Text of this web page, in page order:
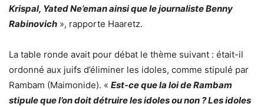
Krispal, Yated Ne’eman ainsi que le journaliste Benny
Rabinovich », rapporte Haaretz.
La table ronde avait pour débat le thème suivant : était-il
ordonné aux juifs d’éliminer les idoles, comme stipulé par
Rambam (Maimonide). « Est-ce que la loi de Rambam
stipule que l’on doit détruire les idoles ou non ? Les idoles